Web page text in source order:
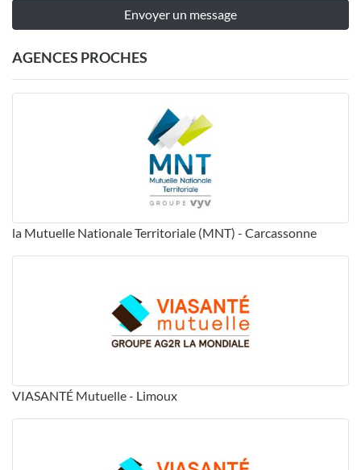
Envoyer un message
AGENCES PROCHES
la Mutuelle Nationale Territoriale (MNT) - Carcassonne
VIASANTÉ Mutuelle - Limoux